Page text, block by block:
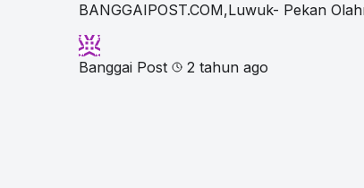
BANGGAIPOST.COM,Luwuk- Pekan
Banggai Post 2 tahun ago